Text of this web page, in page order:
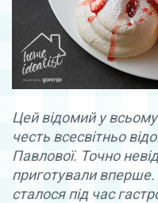
Цей відомий у всьому
честь всесвітньо
Павлової. Точно
приготували
сталося під час